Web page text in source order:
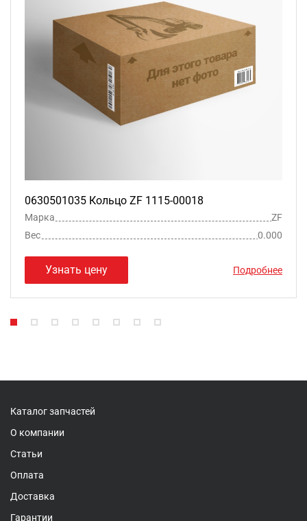
0630501035 Кольцо ZF 1115-00018
Марка
ZF
Вес
0.000
Узнать цену Подробнее
Каталог запчастей
О компании
Статьи
Оплата
Доставка
Гарантии